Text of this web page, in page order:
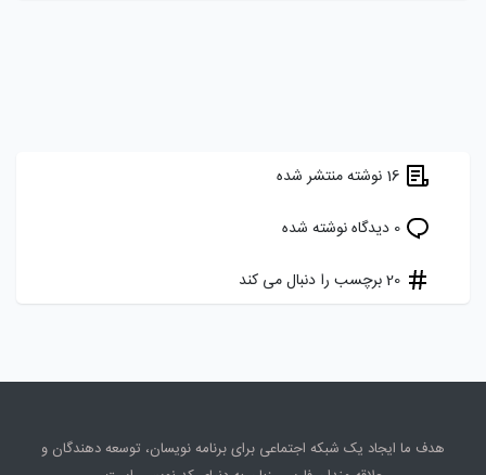
هدف ما ایجاد یک شبکه اجتماعی برای برنامه نویسان، توسعه دهندگان و